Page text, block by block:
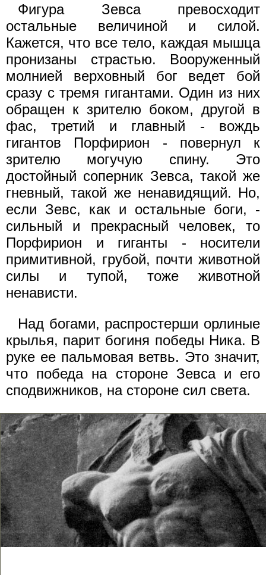
Фигура Зевса превосходит
остальные величиной и силой.
Кажется, что все тело, каждая мышца
пронизаны страстью. Вооруженный
молнией верховный бог ведет бой
сразу с тремя гигантами. Один из них
обращен к зрителю боком, другой в
фас, третий и главный - вождь
гигантов Порфирион - повернул к
зрителю могучую спину. Это
достойный соперник Зевса, такой же
гневный, такой же ненавидящий. Но,
если Зевс, как и остальные боги, -
сильный и прекрасный человек, то
Порфирион и гиганты - носители
примитивной, грубой, почти животной
силы и тупой, тоже животной
ненависти.
Над богами, распростерши орлиные
крылья, парит богиня победы Ника. В
руке ее пальмовая ветвь. Это значит,
что победа на стороне Зевса и его
сподвижников, на стороне сил света.